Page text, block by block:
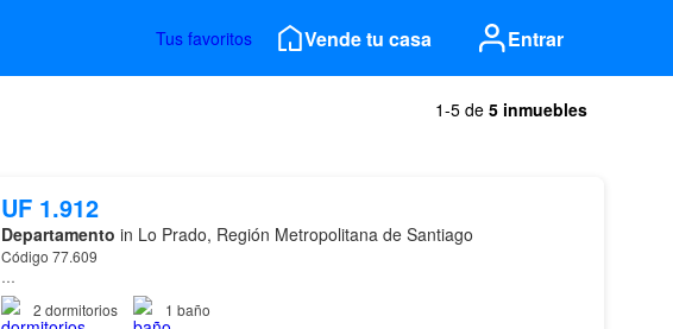
Tus favoritos Vende tu casa Entrar
1-5 de 5 inmuebles
UF 1.912
Departamento in Lo Prado, Región Metropolitana de Santiago
Código 77.609
Departamento
en Venta con 2 Estacionamientos A Pasos del Metro Las Rejas Estación
Central
2 dormitorios 1 baño